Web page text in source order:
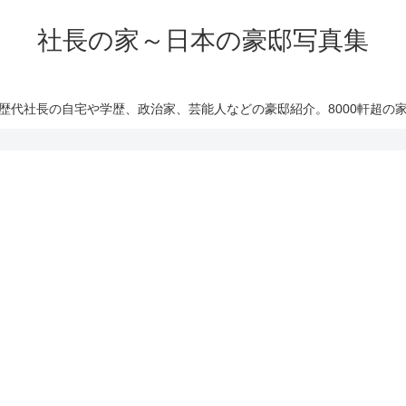
社長の家～日本の豪邸写真集
代社長の自宅や学歴、政治家、芸能人などの豪邸紹介。8000軒超の家